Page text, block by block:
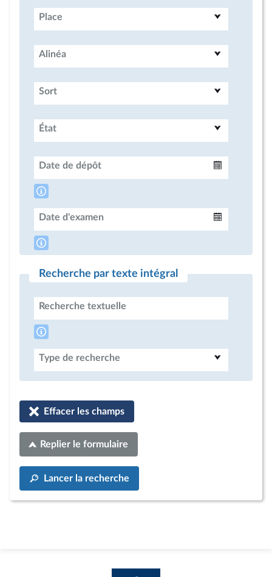
Place
Alinéa
Sort
État
Date de dépôt
Date d'examen
Recherche par texte intégral
Recherche textuelle
Type de recherche
Effacer les champs
Replier le formulaire
Lancer la recherche